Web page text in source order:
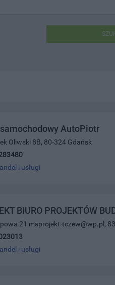
AutoPiotr
Oliwski 8B, 80-324 Gdańsk
i usługi
BIURO PROJEKTÓW
21 msprojekt-tczew@wp.pl,
i usługi